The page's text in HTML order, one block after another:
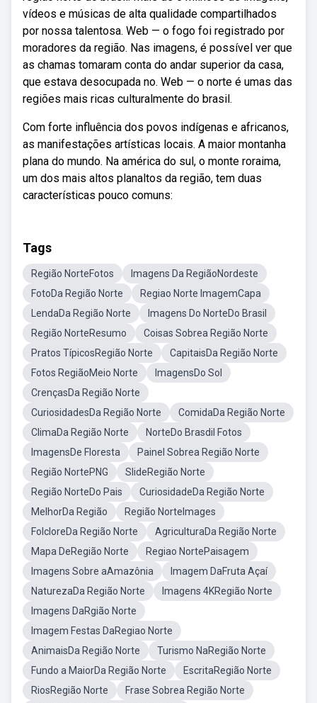
vídeos e músicas de alta qualidade compartilhados
por nossa talentosa. Web — o fogo foi registrado por
moradores da região. Nas imagens, é possível ver que
as chamas tomaram conta do andar superior da casa,
que estava desocupada no. Web — o norte é umas das
regiões mais ricas culturalmente do brasil.
Com forte influência dos povos indígenas e africanos,
as manifestações artísticas locais. A maior montanha
plana do mundo. Na américa do sul, o monte roraima,
um dos mais altos planaltos da região, tem duas
características pouco comuns:
Tags
Região NorteFotos
Imagens Da RegiãoNordeste
FotoDa Região Norte
Regiao Norte ImagemCapa
LendaDa Região Norte
Imagens Do NorteDo Brasil
Região NorteResumo
Coisas Sobrea Região Norte
Pratos TípicosRegião Norte
CapitaisDa Região Norte
Fotos RegiãoMeio Norte
ImagensDo Sol
CrençasDa Região Norte
CuriosidadesDa Região Norte
ComidaDa Região Norte
ClimaDa Região Norte
NorteDo Brasdil Fotos
ImagensDe Floresta
Painel Sobrea Região Norte
Região NortePNG
SlideRegião Norte
Região NorteDo Pais
CuriosidadeDa Região Norte
MelhorDa Região
Região NorteImages
FolcloreDa Região Norte
AgriculturaDa Região Norte
Mapa DeRegião Norte
Regiao NortePaisagem
Imagens Sobre aAmazônia
Imagem DaFruta Açaí
NaturezaDa Região Norte
Imagens 4KRegião Norte
Imagens DaRgião Norte
Imagem Festas DaRegiao Norte
AnimaisDa Região Norte
Turismo NaRegião Norte
Fundo a MaiorDa Região Norte
EscritaRegião Norte
RiosRegião Norte
Frase Sobrea Região Norte